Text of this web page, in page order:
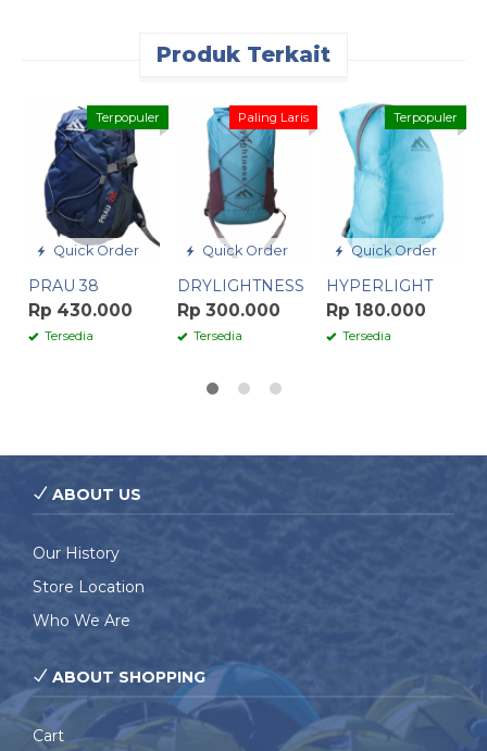
Produk Terkait
Quick Order
Terpopuler
PRAU 38
Rp 430.000
Tersedia
Quick Order
Paling Laris
DRYLIGHTNESS
Rp 300.000
Tersedia
Quick Order
Terpopuler
HYPERLIGHT
Rp 180.000
Tersedia
ABOUT US
Our History
Store Location
Who We Are
ABOUT SHOPPING
Cart